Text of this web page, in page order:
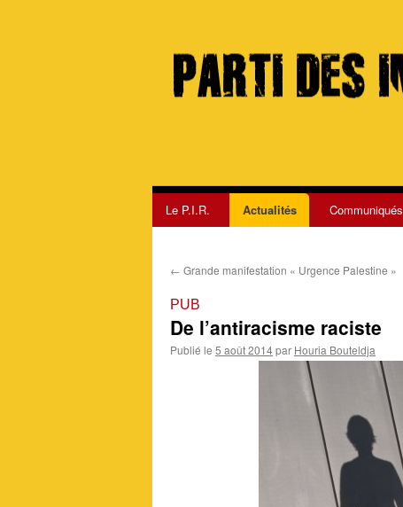
Aller
contenu
Le P.I.R. Actualités Communiqués
← Grande manifestation « Urgence Palestine »
PUB
De l’antiracisme raciste
Publié le 5 août 2014par Houria Bouteldja